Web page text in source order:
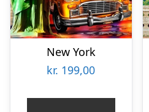
New York
kr. 199,00